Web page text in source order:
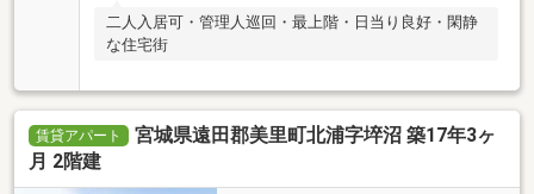
二人入居可・管理人巡回・最上階・日当り良好・閑静
な住宅街
賃貸アパート
宮城県遠田郡美里町北浦字埣沼 築17年3ヶ
月 2階建